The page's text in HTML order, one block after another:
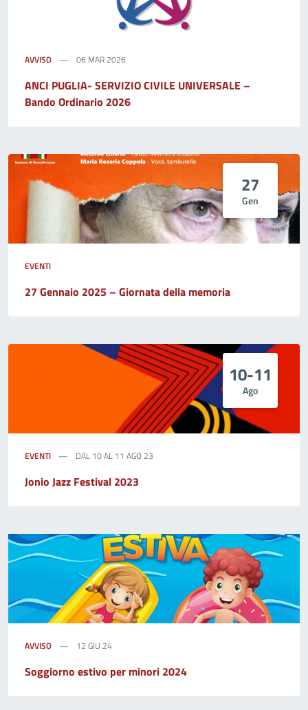
AVVISO 06 MAR 2026
ANCI PUGLIA- SERVIZIO CIVILE UNIVERSALE –
Bando Ordinario 2026
27
Gen
EVENTI
27 Gennaio 2025 – Giornata della memoria
10-11
Ago
EVENTI DAL 10 AL 11 AGO 23
Jonio Jazz Festival 2023
AVVISO 12 GIU 24
Soggiorno estivo per minori 2024